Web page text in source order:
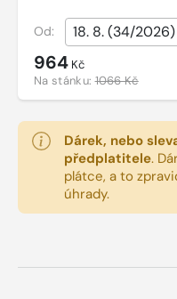
Od:
964 Kč
Na stánku:1066 Kč
Dárek, nebo
předplatitele.
plátce, a to
úhrady.